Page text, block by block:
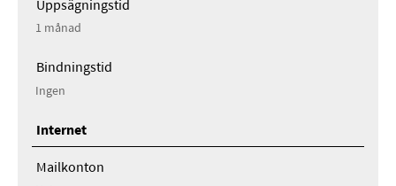
Uppsägningstid
1 månad
Bindningstid
Ingen
Internet
Mailkonton